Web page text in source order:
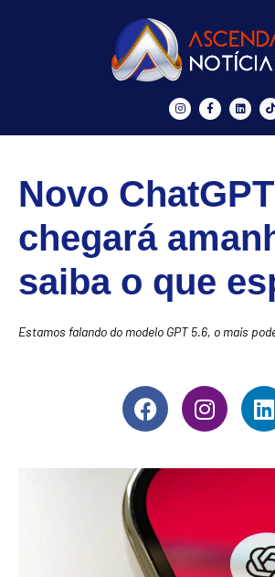
Novo ChatGPT
chegará
saiba o que
Estamos falando do modelo GPT 5.6, o mais